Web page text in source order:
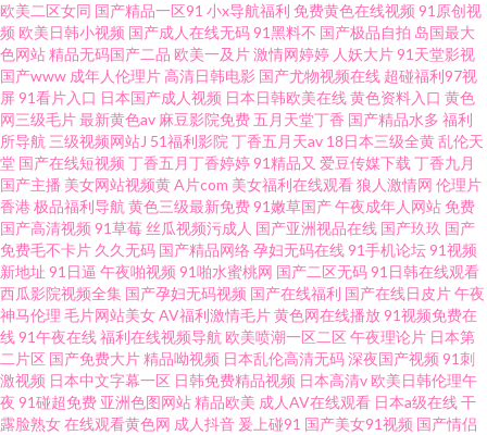
欧美二区女同 国产精品一区91 小x导航福利 免费黄色在线视频 91原创视
频 欧美日韩小视频 国产成人在线无码91黑料不 国产极品自拍 岛国最大
色网站精品无码国产二品 欧美一及片激情网婷婷 人妖大片91天堂影视
国产www 成年人伦理片高清日韩电影 国产尤物视频在线 超碰福利97视
屏91看片入口 日本国产成人视频 日本日韩欧美在线黄色资料入口 黄色
网三级毛片最新黄色av 麻豆影院免费 五月天堂丁香 国产精品水多 福利
所导航 三级视频网站J 51福利影院 丁香五月天av 18日本三级全黄乱伦天
堂 国产在线短视频 丁香五月丁香婷婷91精品又 爱豆传媒下载 丁香九月
国产主播 美女网站视频黄A片com 美女福利在线观看狼人激情网 伦理片
香港 极品福利导航 黄色三级最新免费91嫩草国产午夜成年人网站 免费
国产高清视频 91草莓 丝瓜视频污成人 国产亚洲视品在线 国产玖玖 国产
免费毛不卡片 久久无码 国产精品网络孕妇无码在线91手机论坛91视频
新地址 91日逼 午夜啪视频 91啪水蜜桃网 国产二区无码91日韩在线观看
西瓜影院视频全集 国产孕妇无码视频 国产在线福利 国产在线日皮片午夜
神马伦理 毛片网站美女AV福利激情毛片黄色网在线播放91视频免费在
线91午夜在线福利在线视频导航 欧美喷潮一区二区 午夜理论片 日本第
二片区 国产免费大片精品呦视频 日本乱伦高清无码深夜国产视频 91刺
激视频 日本中文字幕一区 日韩免费精品视频 日本高清v 欧美日韩伦理午
夜 91碰超免费 亚洲色图网站精品欧美 成人AV在线观看 日本a级在线干
露脸熟女在线观看黄色网 成人抖音 爰上碰91 国产美女91视频 国产情侣